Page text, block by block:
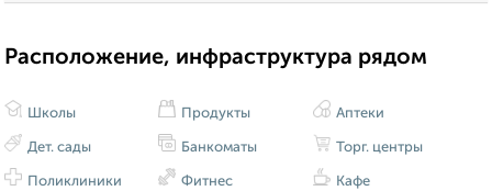
Расположение, инфраструктура рядом
Школы
Дет. сады
Поликлиники
Продукты
Банкоматы
Фитнес
Аптеки
Торг. центры
Кафе